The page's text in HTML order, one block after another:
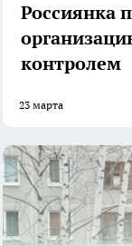
Россиянка
контролем
23 марта